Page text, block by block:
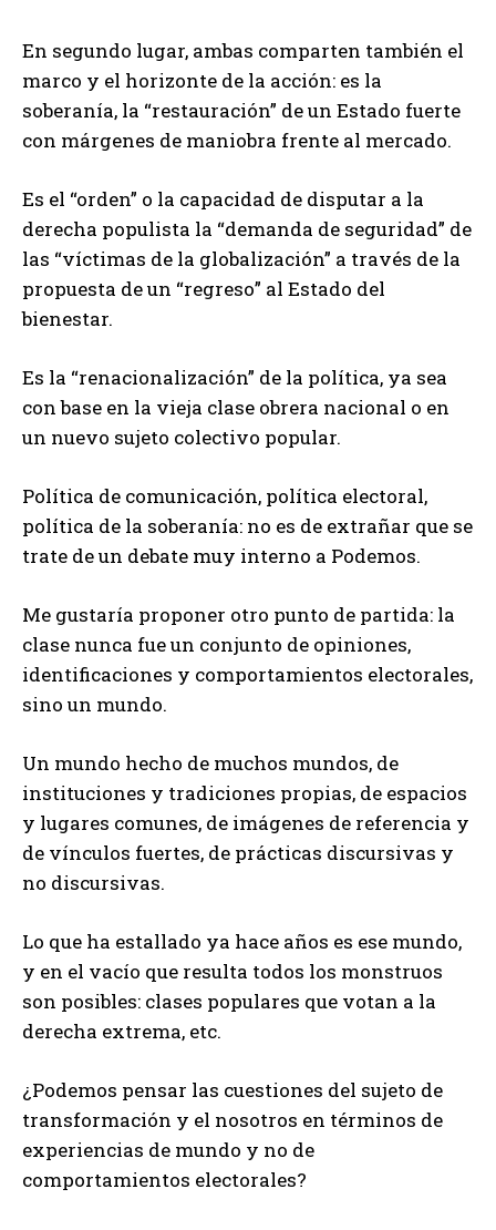
En segundo lugar, ambas comparten también el
marco y el horizonte de la acción: es la
soberanía, la “restauración” de un Estado fuerte
con márgenes de maniobra frente al mercado.
Es el “orden” o la capacidad de disputar a la
derecha populista la “demanda de seguridad” de
las “víctimas de la globalización” a través de la
propuesta de un “regreso” al Estado del
bienestar.
Es la “renacionalización” de la política, ya sea
con base en la vieja clase obrera nacional o en
un nuevo sujeto colectivo popular.
Política de comunicación, política electoral,
política de la soberanía: no es de extrañar que se
trate de un debate muy interno a Podemos.
Me gustaría proponer otro punto de partida: la
clase nunca fue un conjunto de opiniones,
identificaciones y comportamientos electorales,
sino un mundo.
Un mundo hecho de muchos mundos, de
instituciones y tradiciones propias, de espacios
y lugares comunes, de imágenes de referencia y
de vínculos fuertes, de prácticas discursivas y
no discursivas.
Lo que ha estallado ya hace años es ese mundo,
y en el vacío que resulta todos los monstruos
son posibles: clases populares que votan a la
derecha extrema, etc.
¿Podemos pensar las cuestiones del sujeto de
transformación y el nosotros en términos de
experiencias de mundo y no de
comportamientos electorales?